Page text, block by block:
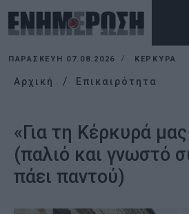
ΠΑΡΑΣΚΕΥΉ 07.08.2026 ΚΕΡΚΥΡΑ
Αρχική Επικαιρότητα
«Για τη Κέρκυρά
(παλιό και γνωστό
πάει παντού)